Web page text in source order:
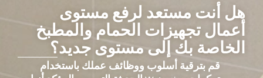
هل أنت مستعد لرفع مستوى
أعمال تجهيزات الحمام والمطبخ
الخاصة بك إلى مستوى جديد؟
قم بترقية أسلوب ووظائف عملك باستخدام